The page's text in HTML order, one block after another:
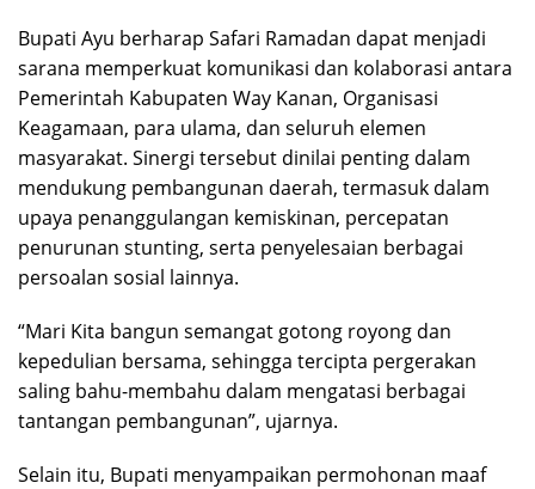
Bupati Ayu berharap Safari Ramadan dapat menjadi
sarana memperkuat komunikasi dan kolaborasi antara
Pemerintah Kabupaten Way Kanan, Organisasi
Keagamaan, para ulama, dan seluruh elemen
masyarakat. Sinergi tersebut dinilai penting dalam
mendukung pembangunan daerah, termasuk dalam
upaya penanggulangan kemiskinan, percepatan
penurunan stunting, serta penyelesaian berbagai
persoalan sosial lainnya.
“Mari Kita bangun semangat gotong royong dan
kepedulian bersama, sehingga tercipta pergerakan
saling bahu-membahu dalam mengatasi berbagai
tantangan pembangunan”, ujarnya.
Selain itu, Bupati menyampaikan permohonan maaf